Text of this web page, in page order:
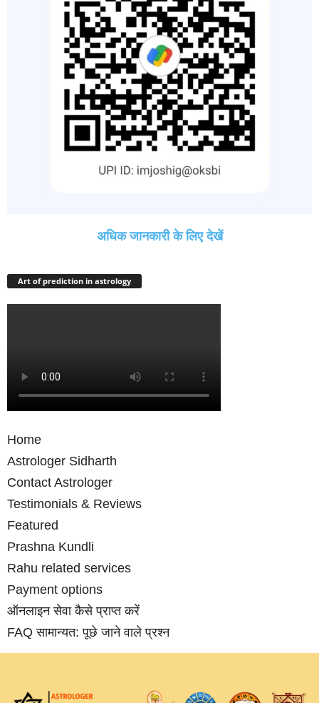
अधिक जानकारी के लिए देखें
Art of prediction in astrology
Home
Astrologer Sidharth
Contact Astrologer
Testimonials & Reviews
Featured
Prashna Kundli
Rahu related services
Payment options
ऑनलाइन सेवा कैसे प्राप्‍त करें
FAQ सामान्‍यत: पूछे जाने वाले प्रश्‍न